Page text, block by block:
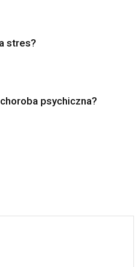
stres?
psychiczna?